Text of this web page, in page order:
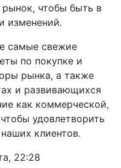
чтобы быть в
изменений.
самые свежие
по покупке и
рынка, а также
и развивающихся
как коммерческой,
удовлетворить
клиентов.
22:28